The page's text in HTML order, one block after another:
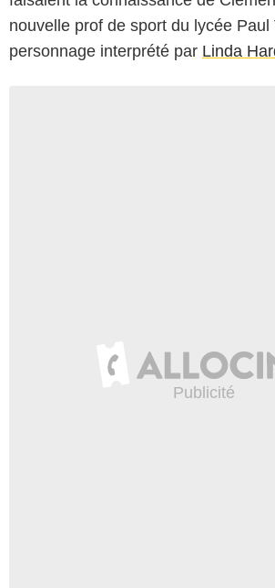
nouvelle prof de sport du lycée Paul
personnage interprété par Linda